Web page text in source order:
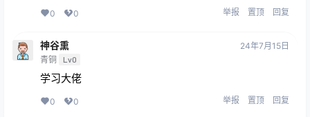
0 0 举报 置顶 回复
神谷熏
青铜 Lv0
24年7月15日
学习大佬
0 0 举报 置顶 回复